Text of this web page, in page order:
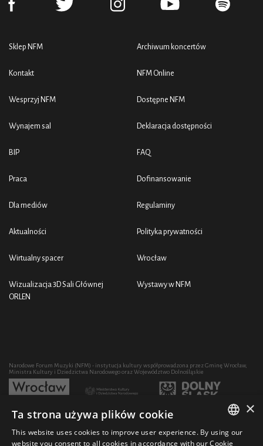
Sklep NFM
Kontakt
Wesprzyj NFM
Wynajem sal
BIP
Praca
Dla mediów
Aktualności
Wirtualny spacer
Wizualizacja 3D Sali Głównej
ORLEN
Archiwum koncertów
NFM Online
Dostępne NFM
Deklaracja dostępności
FAQ
Dofinansowanie
Regulaminy
Polityka prywatności
Wrocław
Wystawy w NFM
Narodowe Forum Muzyki (NFM) - instytucja kultury współprowadzona przez Gminę Wrocław,
Ministra Kultury i Dziedzictwa Narodowego oraz Województwo Dolnośląskie
Rozwój działalności artystycznej i edukacyjnej NFM poprzez zakup sprzętu współfinansowany
POLISH
×
Ta strona używa plików cookie
This website uses cookies to improve user experience. By using our
website you consent to all cookies in accordance with our Cookie